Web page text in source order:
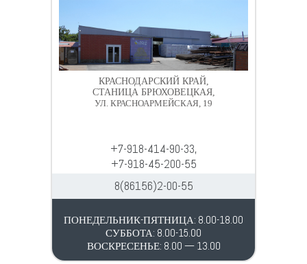
КРАСНОДАРСКИЙ КРАЙ,
СТАНИЦА БРЮХОВЕЦКАЯ,
УЛ. КРАСНОАРМЕЙСКАЯ, 19
+7-918-414-90-33,
+7-918-45-200-55
8(86156)2-00-55
ПОНЕДЕЛЬНИК-ПЯТНИЦА: 8.00-18.00
СУББОТА: 8.00-15.00
ВОСКРЕСЕНЬЕ: 8.00 — 13.00